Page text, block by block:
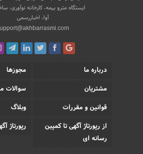
ایستگاه مترو بیمه، کارخانه نوآوری،
آوا، اخباررسمی
درباره ما
مجوزها
مشتریان
سوالات
قوانین و مقررات
وبلاگ
از رپورتاژ آگهی تا کمپین
رسانه ای
رپورتاژ